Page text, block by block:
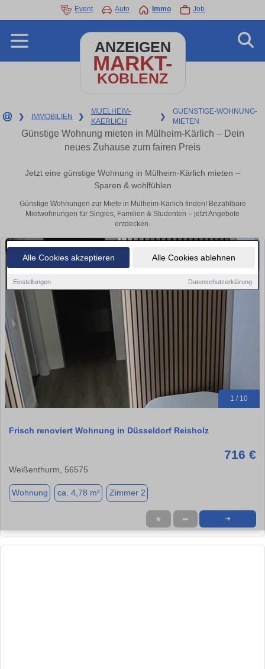
Alle Cookies akzeptieren Alle Cookies ablehnen
Einstellungen Datenschutzerklärung
Event Auto Immo Job
ANZEIGEN
MARKT-
KOBLENZ
❯ IMMOBILIEN ❯
MUELHEIM-
KAERLICH
❯
GUENSTIGE-WOHNUNG-
MIETEN
Günstige Wohnung mieten in Mülheim-Kärlich – Dein
neues Zuhause zum fairen Preis
Jetzt eine günstige Wohnung in Mülheim-Kärlich mieten –
Sparen & wohlfühlen
Günstige Wohnungen zur Miete in Mülheim-Kärlich finden! Bezahlbare
Mietwohnungen für Singles, Familien & Studenten – jetzt Angebote
entdecken.
1 / 10
Frisch renoviert Wohnung in Düsseldorf Reisholz
716 €
Weißenthurm, 56575
Wohnung ca. 4,78 m² Zimmer 2
★ ➦ ➜